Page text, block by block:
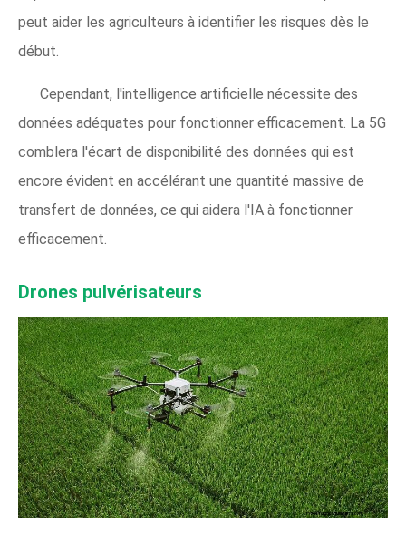
peut aider les agriculteurs à identifier les risques dès le
début.
Cependant, l'intelligence artificielle nécessite des
données adéquates pour fonctionner efficacement. La 5G
comblera l'écart de disponibilité des données qui est
encore évident en accélérant une quantité massive de
transfert de données, ce qui aidera l'IA à fonctionner
efficacement.
Drones pulvérisateurs